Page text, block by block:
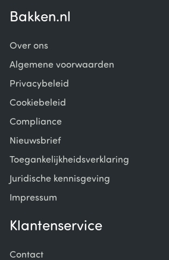
Bakken.nl
Over ons
Algemene voorwaarden
Privacybeleid
Cookiebeleid
Compliance
Nieuwsbrief
Toegankelijkheidsverklaring
Juridische kennisgeving
Impressum
Klantenservice
Contact